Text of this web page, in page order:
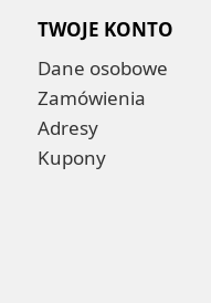
TWOJE KONTO
Dane osobowe
Zamówienia
Adresy
Kupony